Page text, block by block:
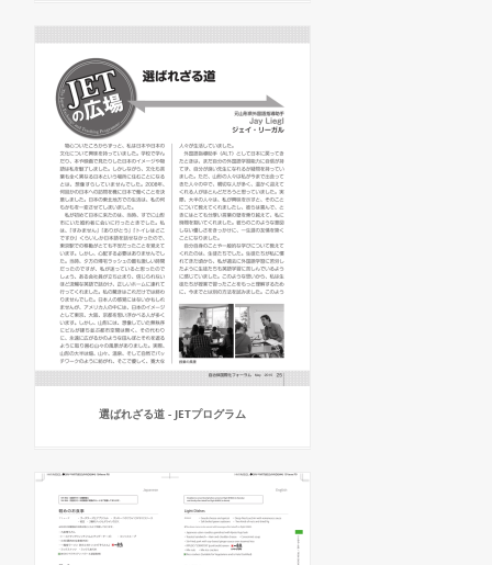
選ばれざる道 - JETプログラム